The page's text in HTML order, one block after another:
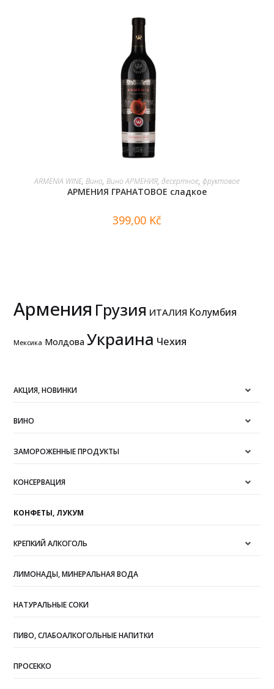
В КОРЗИНУ
ARMENIA WINE, Вино, Вино АРМЕНИЯ, десертное, фруктовое
АРМЕНИЯ ГРАНАТОВОЕ сладкое
399,00 Kč
Армения Грузия ИТАЛИЯ Колумбия
Мексика Молдова Украина Чехия
АКЦИЯ, НОВИНКИ
ВИНО
ЗАМОРОЖЕННЫЕ ПРОДУКТЫ
КОНСЕРВАЦИЯ
КОНФЕТЫ, ЛУКУМ
КРЕПКИЙ АЛКОГОЛЬ
ЛИМОНАДЫ, МИНЕРАЛЬНАЯ ВОДА
НАТУРАЛЬНЫЕ СОКИ
ПИВО, СЛАБОАЛКОГОЛЬНЫЕ НАПИТКИ
ПРОСЕККО